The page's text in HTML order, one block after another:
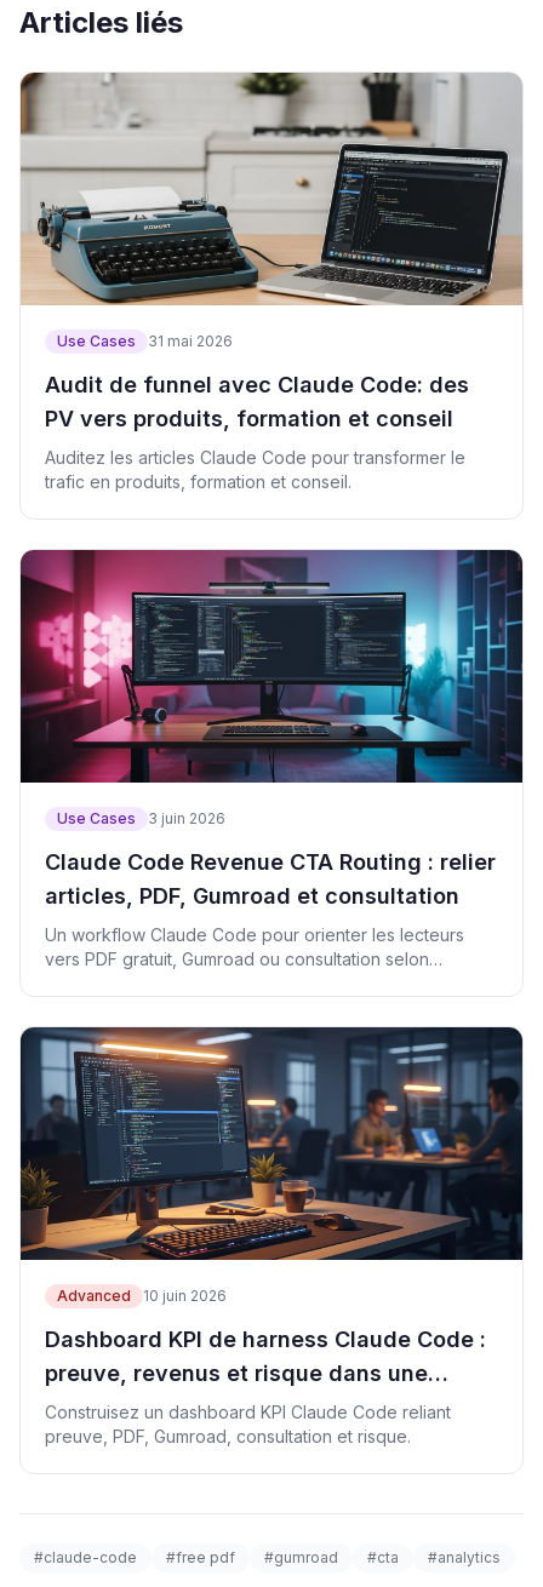
Articles liés
Use Cases 31 mai 2026
Audit de funnel avec Claude Code: des
PV vers produits, formation et conseil
Auditez les articles Claude Code pour transformer le
trafic en produits, formation et conseil.
Use Cases 3 juin 2026
Claude Code Revenue CTA Routing : relier
articles, PDF, Gumroad et consultation
Un workflow Claude Code pour orienter les lecteurs
vers PDF gratuit, Gumroad ou consultation selon
Advanced 10 juin 2026
Dashboard KPI de harness Claude Code :
preuve, revenus et risque dans une
feuille
Construisez un dashboard KPI Claude Code reliant
preuve, PDF, Gumroad, consultation et risque.
#claude-code #free pdf #gumroad #cta #analytics